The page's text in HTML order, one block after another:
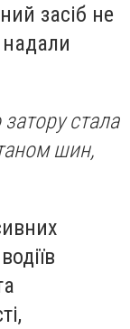
засіб не
стала
шин,